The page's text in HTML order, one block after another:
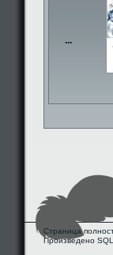
...
Страница
Произведено